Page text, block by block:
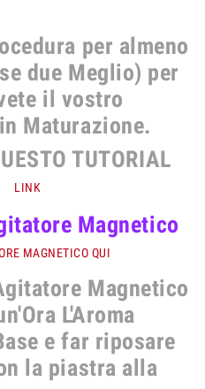
per almeno
due Meglio) per
il vostro
Maturazione.
TUTORIAL
LINK
Magnetico
MAGNETICO QUI
Magnetico
L'Aroma
e far riposare
la piastra alla